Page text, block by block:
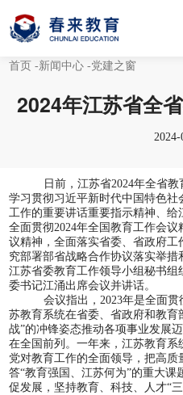
首页 -新闻中心 -党建之窗
2024年江苏省全
2024-
日前，江苏省2024年全省
学习贯彻习近平新时代中国特色
工作的重要讲话重要指示精神、给
全面贯彻2024年全国教育工作会
议精神，全面落实省委、省政府工
究部署部省战略合作协议落实举措
江苏省委教育工作领导小组秘书
委书记江涌出席会议并讲话。
会议指出， 2023年是全面
苏教育系统在省委、省政府和教育
战”的冲锋姿态推动各项事业发展
在全国前列。一年来，江苏教育
党对教育工作的全面领导，把高
答“教育强国、江苏何为”的重大课
促发展，坚持教育、科技、人才“